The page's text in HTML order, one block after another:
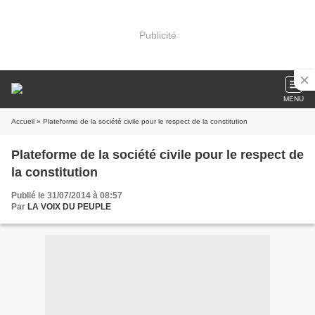
Publicité
MENU
Accueil » Plateforme de la société civile pour le respect de la constitution
Plateforme de la société civile pour le respect de
la constitution
Publié le 31/07/2014 à 08:57
Par LA VOIX DU PEUPLE